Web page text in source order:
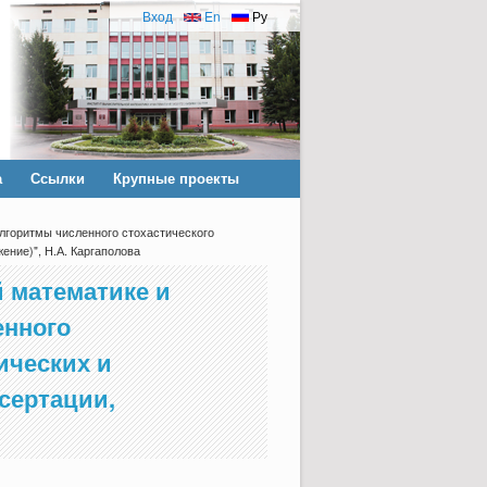
Ру
En
Вход
Ссылки Крупные проекты
численного стохастического
Н.А. Каргаполова
и
и